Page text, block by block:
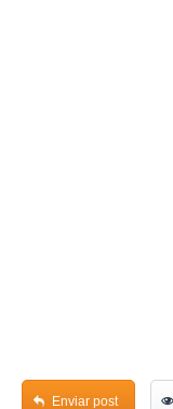
Enviar post